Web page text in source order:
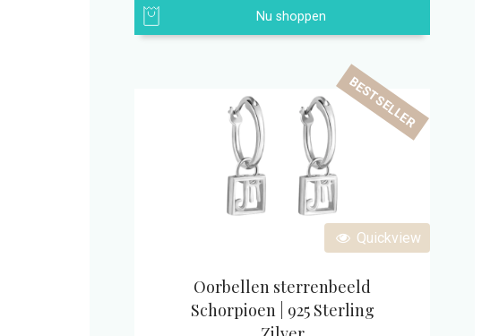
Nu shoppen
Quickview
BESTSELLER
Oorbellen sterrenbeeld
Schorpioen | 925 Sterling